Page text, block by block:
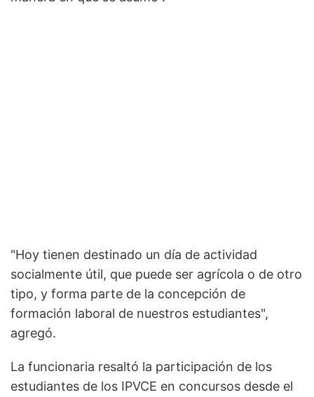
"Hoy tienen destinado un día de actividad
socialmente útil, que puede ser agrícola o de otro
tipo, y forma parte de la concepción de
formación laboral de nuestros estudiantes",
agregó.
La funcionaria resaltó la participación de los
estudiantes de los IPVCE en concursos desde el